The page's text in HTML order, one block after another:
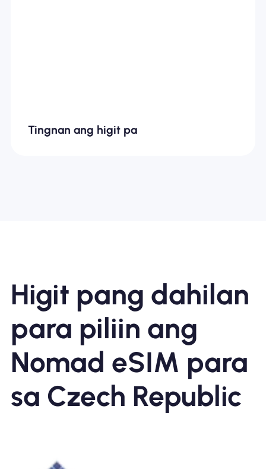
Tingnan ang higit pa
Higit pang dahilan
para piliin ang
Nomad eSIM para
sa Czech Republic